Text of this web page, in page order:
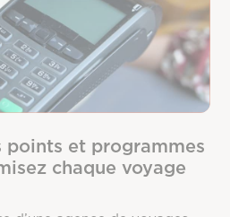
et programmes
chaque voyage